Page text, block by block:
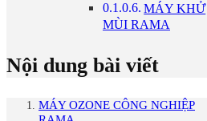
MÁY KHỬ
MÙI RAMA
Nội dung bài viết
MÁY OZONE CÔNG NGHIỆP